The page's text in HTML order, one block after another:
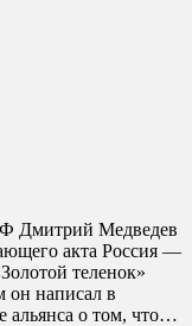
Дмитрий Медведев
акта Россия —
теленок»
он написал в
альянса о том, что…